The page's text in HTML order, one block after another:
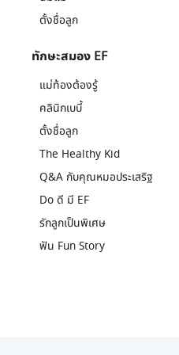
ตั้งชื่อลูก
ทักษะสมอง EF
แม่ท้องต้องรู้
คลินิกเบบี้
ตั้งชื่อลูก
The Healthy Kid
Q&A กับคุณหมอประเสริฐ
Do ดี มี EF
รักลูกเป็นพิเศษ
ฟัน Fun Story